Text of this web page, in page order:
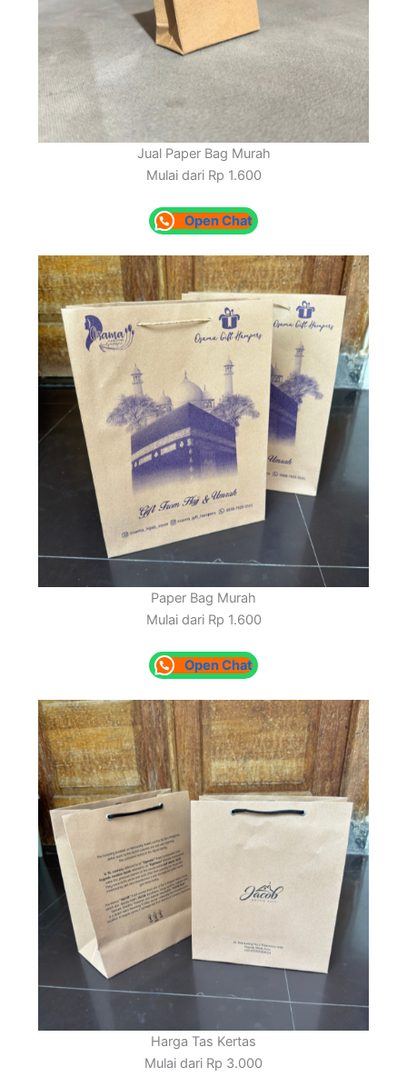
Jual Paper Bag Murah
Mulai dari Rp 1.600
Open Chat
Paper Bag Murah
Mulai dari Rp 1.600
Open Chat
Harga Tas Kertas
Mulai dari Rp 3.000